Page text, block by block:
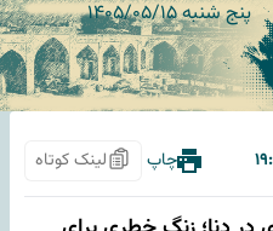
پنج شنبه ۱۴۰۵/۰۵/۱۵
چاپ لینک کوتاه